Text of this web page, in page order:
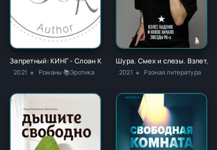
Запретный: КИНГ - Слоан Кеннеди
2021 Романы 📚Эротика
Шура. Смех и слезы. Взлет,
2021 Разная литература